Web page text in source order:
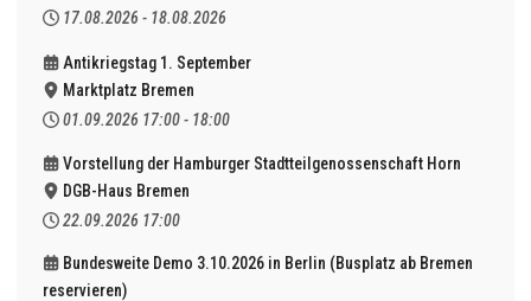
17.08.2026 - 18.08.2026
Antikriegstag 1. September
Marktplatz Bremen
01.09.2026 17:00 - 18:00
Vorstellung der Hamburger Stadtteilgenossenschaft Horn
DGB-Haus Bremen
22.09.2026 17:00
Bundesweite Demo 3.10.2026 in Berlin (Busplatz ab Bremen
reservieren)